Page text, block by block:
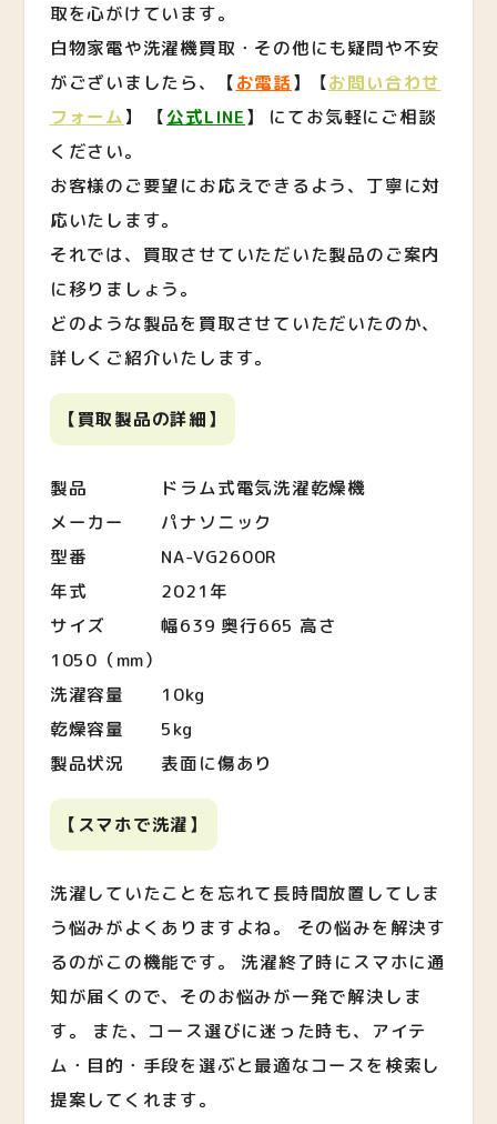
取を心がけています。
白物家電や洗濯機買取・その他にも疑問や不安
がございましたら、
【お電話】 【お問い合わせ
フォーム】 【公式LINE】 にてお気軽にご相談
ください。
お客様のご要望にお応えできるよう、丁寧に対
応いたします。
それでは、買取させていただいた製品のご案内
に移りましょう。
どのような製品を買取させていただいたのか、
詳しくご紹介いたします。
【買取製品の詳細】
製品 ドラム式電気洗濯乾燥機
メーカー パナソニック
型番 NA-VG2600R
年式 2021年
サイズ 幅639 奥行665 高さ
1050（mm）
洗濯容量 10kg
乾燥容量 5kg
製品状況 表面に傷あり
【スマホで洗濯】
洗濯していたことを忘れて長時間放置してしま
う悩みがよくありますよね。 その悩みを解決す
るのがこの機能です。 洗濯終了時にスマホに通
知が届くので、そのお悩みが一発で解決しま
す。 また、コース選びに迷った時も、アイテ
ム・目的・手段を選ぶと最適なコースを検索し
提案してくれます。